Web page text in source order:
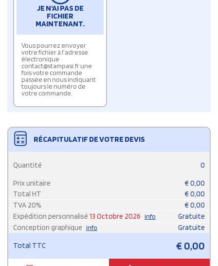
JE N'AI PAS DE
FICHIER
MAINTENANT.
Vous pourrez envoyer
votre fichier à l'adresse
électronique
contact@stampasi.fr une
fois votre commande
passée en nous indiquant
toujours le numéro de
votre commande.
RÉCAPITULATIF DE VOTRE DEVIS
Quantité 0
Prix unitaire € 0,00
Total HT
€ 0,00
TVA 20% € 0,00
Expédition personnalisé 13 Octobre 2026 info
Gratuite
Conception graphique info Gratuite
Total TTC €0,00